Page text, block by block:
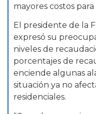
mayores costos
El presidente de la
expresó su
niveles de
porcentajes de
enciende algunas
situación ya no
residenciales.